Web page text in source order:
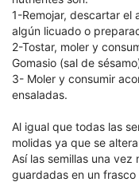
1-Remojar, descartar el
algún licuado o
2-Tostar, moler y
Gomasio (sal de
3- Moler y consumir
ensaladas.
Al igual que todas las
molidas ya que se
Así las semillas una
guardadas en un